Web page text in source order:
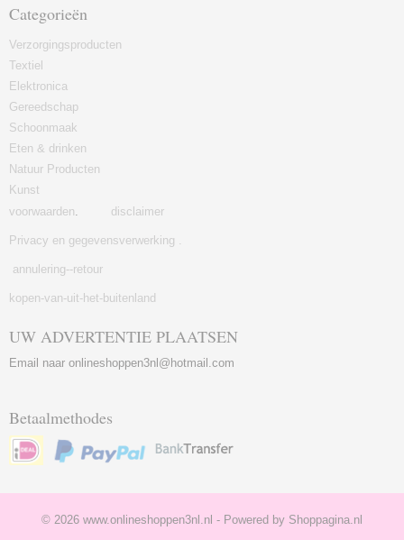
Categorieën
Verzorgingsproducten
Textiel
Elektronica
Gereedschap
Schoonmaak
Eten & drinken
Natuur Producten
Kunst
voorwaarden. disclaimer
Privacy en gegevensverwerking .
annulering--retour
kopen-van-uit-het-buitenland
UW ADVERTENTIE PLAATSEN
Email naar onlineshoppen3nl@hotmail.com
Betaalmethodes
© 2026 www.onlineshoppen3nl.nl - Powered by Shoppagina.nl